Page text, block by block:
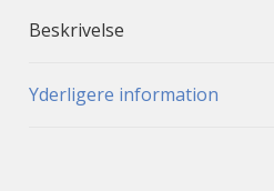
Beskrivelse
Yderligere information